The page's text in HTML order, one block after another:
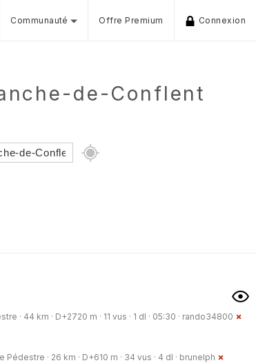
Communauté Offre Premium Connexion
de-Conflent
· 44 km · D+2720 m · 11 vus · 1 dl · 05:30 · rando34800
Pédestre · 26 km · D+610 m · 34 vus · 4 dl · brunelph